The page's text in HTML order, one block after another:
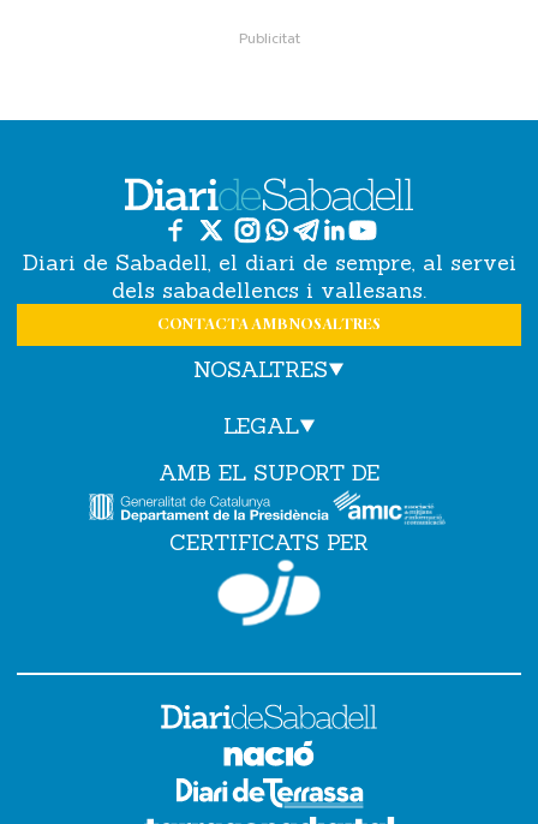
Diari de Sabadell, el diari de sempre, al servei
dels sabadellencs i vallesans.
CONTACTA AMB NOSALTRES
NOSALTRES
LEGAL
AMB EL SUPORT DE
CERTIFICATS PER